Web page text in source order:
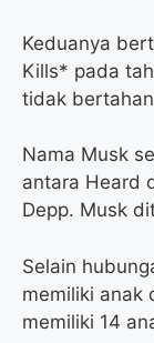
Keduanya
Kills* pada
tidak
Nama Musk
antara Heard
Depp. Musk
Selain
memiliki anak
memiliki 14